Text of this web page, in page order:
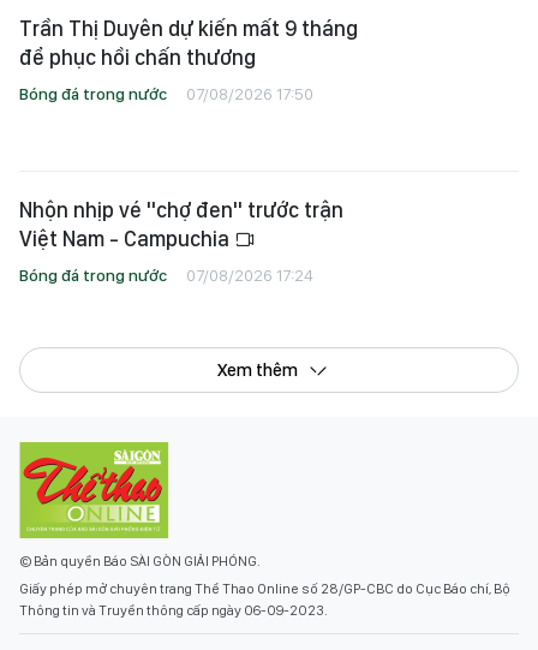
Trần Thị Duyên dự kiến mất 9 tháng
để phục hồi chấn thương
Bóng đá trong nước 07/08/2026 17:50
Nhộn nhịp vé "chợ đen" trước trận
Việt Nam - Campuchia
Bóng đá trong nước 07/08/2026 17:24
Xem thêm
© Bản quyền Báo SÀI GÒN GIẢI PHÓNG.
Giấy phép mở chuyên trang Thể Thao Online số 28/GP-CBC do Cục Báo chí, Bộ
Thông tin và Truyền thông cấp ngày 06-09-2023.